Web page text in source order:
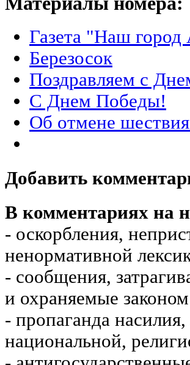
Газета "Наш
Березосок
Поздравляем с
С Днем Победы!
Об отмене
Добавить
В комментариях на
- оскорбления,
ненормативной
- сообщения,
и охраняемые
- пропаганда
национальной,